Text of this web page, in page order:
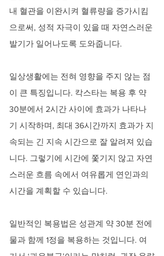
내 혈관을 이완시켜 혈류량을 증가시킴
으로써, 성적 자극이 있을 때 자연스러운
발기가 일어나도록 도와줍니다.
일상생활에는 전혀 영향을 주지 않는 점
이 큰 특징입니다. 칵스타는 복용 후 약
30분에서 2시간 사이에 효과가 나타나
기 시작하며, 최대 36시간까지 효과가 지
속되는 긴 지속 시간으로 잘 알려져 있습
니다. 그렇기에 시간에 쫓기지 않고 자연
스러운 흐름 속에서 여유롭게 연인과의
시간을 계획할 수 있습니다.
일반적인 복용법은 성관계 약 30분 전에
물과 함께 1정을 복용하는 것입니다. 여